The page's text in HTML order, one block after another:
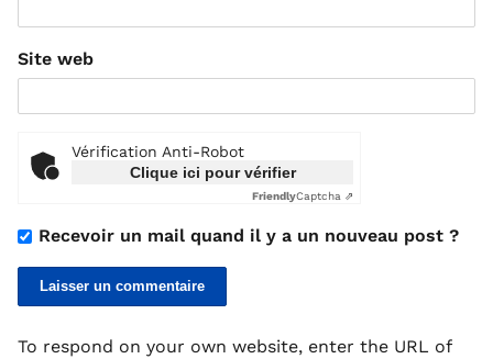
Site web
Vérification Anti-Robot
Clique ici pour vérifier
FriendlyCaptcha ⇗
Recevoir un mail quand il y a un nouveau post ?
To respond on your own website, enter the URL of